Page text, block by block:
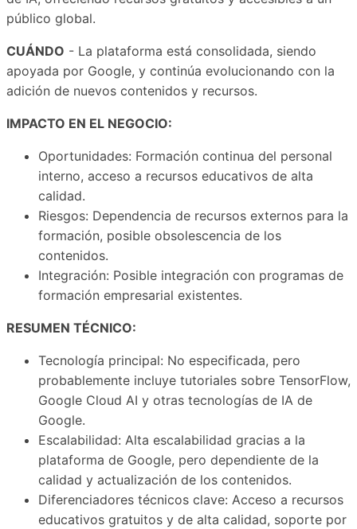
público global.
CUÁNDO - La plataforma está consolidada, siendo
apoyada por Google, y continúa evolucionando con la
adición de nuevos contenidos y recursos.
IMPACTO EN EL NEGOCIO:
Oportunidades: Formación continua del personal
interno, acceso a recursos educativos de alta
calidad.
Riesgos: Dependencia de recursos externos para la
formación, posible obsolescencia de los
contenidos.
Integración: Posible integración con programas de
formación empresarial existentes.
RESUMEN TÉCNICO:
Tecnología principal: No especificada, pero
probablemente incluye tutoriales sobre TensorFlow,
Google Cloud AI y otras tecnologías de IA de
Google.
Escalabilidad: Alta escalabilidad gracias a la
plataforma de Google, pero dependiente de la
calidad y actualización de los contenidos.
Diferenciadores técnicos clave: Acceso a recursos
educativos gratuitos y de alta calidad, soporte por